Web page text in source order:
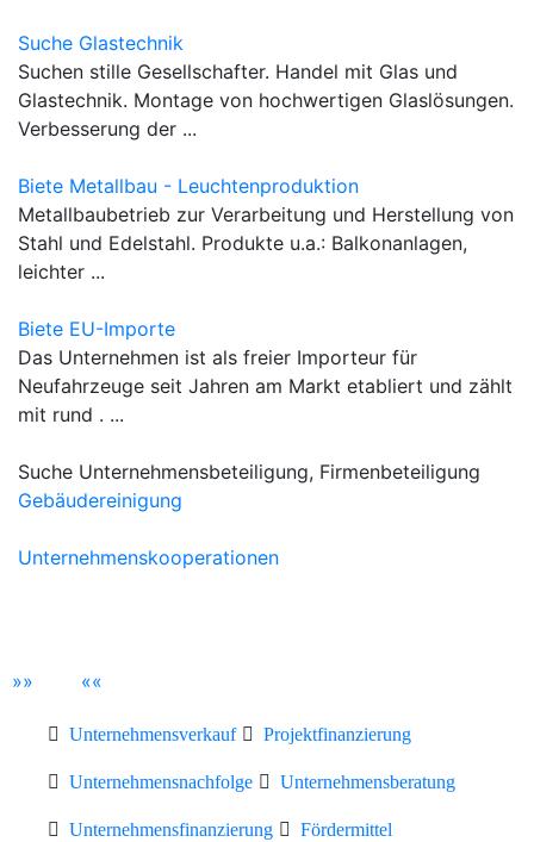
Suche Glastechnik
Suchen stille Gesellschafter. Handel mit Glas und
Glastechnik. Montage von hochwertigen Glaslösungen.
Verbesserung der ...
Biete Metallbau - Leuchtenproduktion
Metallbaubetrieb zur Verarbeitung und Herstellung von
Stahl und Edelstahl. Produkte u.a.: Balkonanlagen,
leichter ...
Biete EU-Importe
Das Unternehmen ist als freier Importeur für
Neufahrzeuge seit Jahren am Markt etabliert und zählt
mit rund . ...
Suche Unternehmensbeteiligung, Firmenbeteiligung
Gebäudereinigung
Unternehmenskooperationen
»» ««
Unternehmensverkauf Projektfinanzierung
Unternehmensnachfolge Unternehmensberatung
Unternehmensfinanzierung Fördermittel